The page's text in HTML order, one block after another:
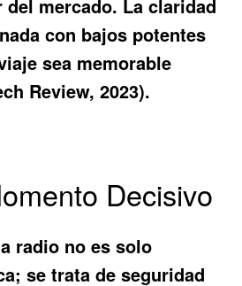
del mercado. La claridad
con bajos potentes
sea memorable
Review, 2023).
Decisivo
radio no es solo
se trata de seguridad